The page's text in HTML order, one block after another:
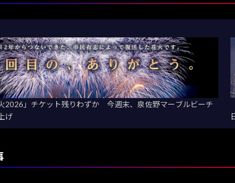
2026」チケット残りわずか 今週末、泉佐野マーブルビーチ
げ